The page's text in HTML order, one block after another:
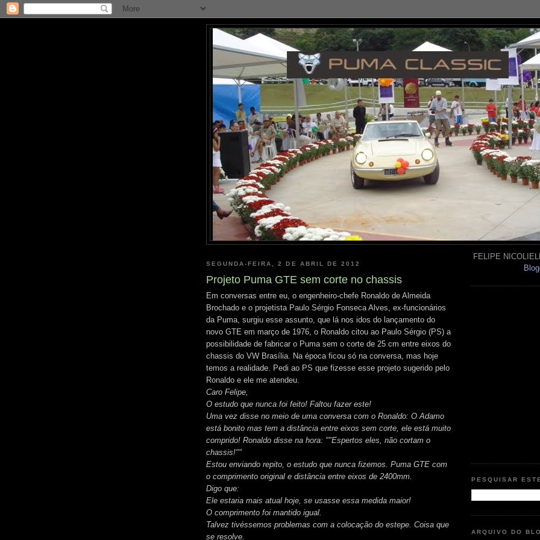
SEGUNDA-FEIRA, 2 DE ABRIL DE 2012
Projeto Puma GTE sem corte no chassis
Em conversas entre eu, o engenheiro-chefe Ronaldo de Almeida
Brochado e o projetista Paulo Sérgio Fonseca Alves, ex-funcionários
da Puma, surgiu esse assunto, que lá nos idos do lançamento do
novo GTE em março de 1976, o Ronaldo citou ao Paulo Sérgio (PS) a
possibilidade de fabricar o Puma sem o corte de 25 cm entre eixos do
chassis do VW Brasília. Na época ficou só na conversa, mas hoje
temos a realidade. Pedi ao PS que fizesse esse projeto sugerido pelo
Ronaldo e ele me atendeu.
Caro Felipe,
O estudo que nunca foi feito! Faltou fazer este!
Uma vez disse no meio de uma conversa com o Ronaldo: O Adamo
está bonito mas tem a distância entre eixos sem corte, ele está muito
comprido! Ronaldo disse na hora: ""Espertos eles, não cortam o
chassis!""
Estou enviando repito, o estudo que nunca fizemos. Puma GTE com
o comprimento original e distância entre eixos de 2400mm.
Digo que:
Ele estaria mais atual hoje, se usasse essa medida maior!
O comprimento foi mantido igual.
Talvez tivéssemos problemas com a colocação do estepe. Coisa que
se resolve.
FELIPE
PESQUISAR
ARQUIVO DO